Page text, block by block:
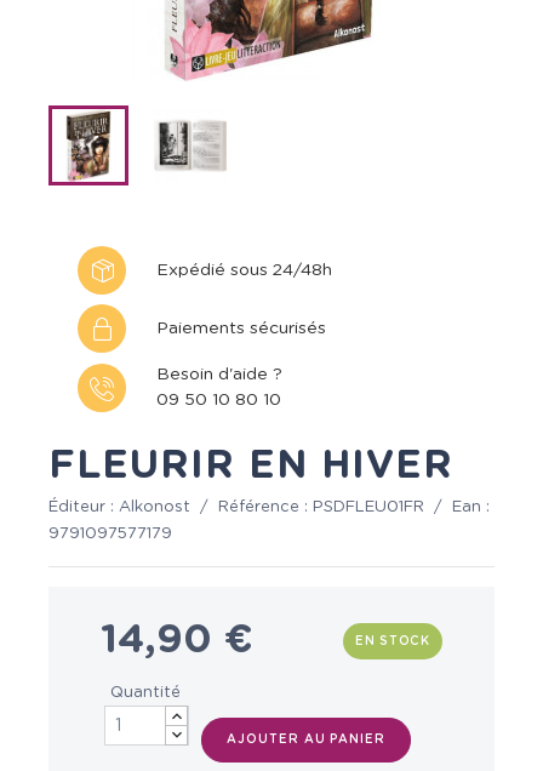
Expédié sous 24/48h
Paiements sécurisés
Besoin d'aide ?
09 50 10 80 10
FLEURIR EN HIVER
Éditeur : Alkonost / Référence : PSDFLEU01FR /
Ean :
9791097577179
14,90 € EN STOCK
Quantité
AJOUTER AU PANIER